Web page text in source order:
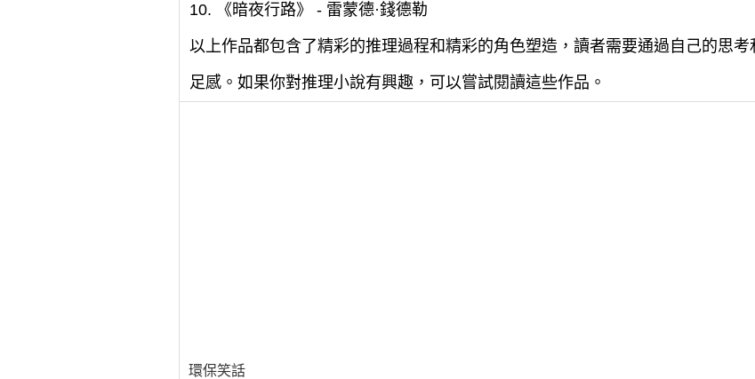
10. 《暗夜行路》 - 雷蒙德·錢德勒
以上作品都包含了精彩的推理過程和精彩的角色塑造，讀者需要通過自己的思
足感。如果你對推理小說有興趣，可以嘗試閱讀這些作品。
環保笑話